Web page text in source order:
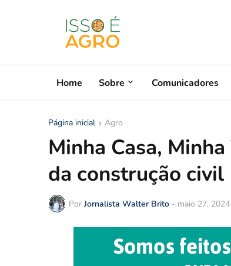
Home Sobre Comunicadores
Página inicial Agro
Minha Casa,
da construção civil
Por Jornalista Walter Brito - maio 27, 2024